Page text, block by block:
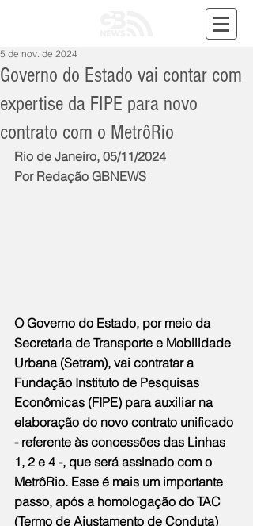
Governo do Estado vai contar com
expertise da FIPE para novo
contrato com o MetrôRio
5 de nov. de 2024
Rio de Janeiro, 05/11/2024
Por Redação GBNEWS
O Governo do Estado, por meio da
Secretaria de Transporte e Mobilidade
Urbana (Setram), vai contratar a
Fundação Instituto de Pesquisas
Econômicas (FIPE) para auxiliar na
elaboração do novo contrato unificado
- referente às concessões das Linhas
1, 2 e 4 -, que será assinado com o
MetrôRio. Esse é mais um importante
passo, após a homologação do TAC
(Termo de Ajustamento de Conduta)